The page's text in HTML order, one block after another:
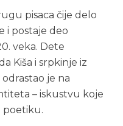
pisaca čije delo
i postaje deo
veka. Dete
Kiša i srpkinje iz
je na
– iskustvu koje
poetiku.